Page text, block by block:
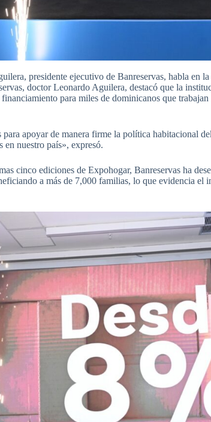
presidente ejecutivo de Banreservas, habla en
doctor Leonardo Aguilera, destacó que la
para miles de dominicanos que
para apoyar de manera firme la política habitacional
nuestro país», expresó.
cinco ediciones de Expohogar, Banreservas ha
a más de 7,000 familias, lo que evidencia el